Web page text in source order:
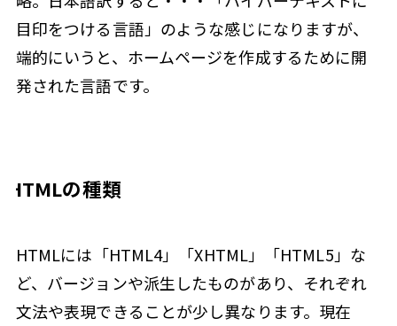
目印をつける言語」のような感じになりますが、
端的にいうと、ホームページを作成するために開
発された言語です。
HTMLの種類
HTMLには「HTML4」「XHTML」「HTML5」な
ど、バージョンや派生したものがあり、それぞれ
文法や表現できることが少し異なります。現在